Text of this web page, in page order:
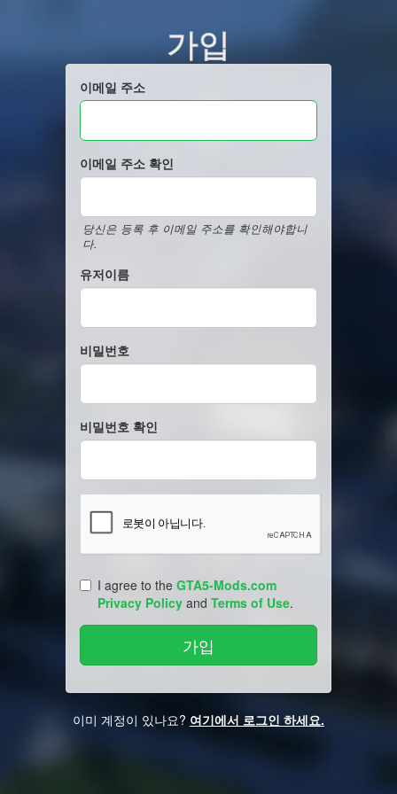
가입
이메일 주소
이메일 주소 확인
당신은 등록 후 이메일 주소를 확인해야합니
다.
유저이름
비밀번호
비밀번호 확인
I agree to the GTA5-Mods.com
Privacy Policy and Terms of Use.
이미 계정이 있나요? 여기에서 로그인 하세요.